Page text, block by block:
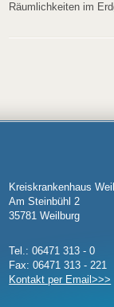
Räumlichkeiten im
Kreiskrankenhaus
Am Steinbühl 2
35781 Weilburg
Tel.: 06471 313 - 0
Fax: 06471 313 - 221
Kontakt per Email>>>